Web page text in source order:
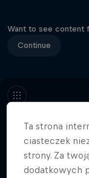
Want to see content
Continue
Ta strona
ciasteczek
strony. Za
dodatkowych